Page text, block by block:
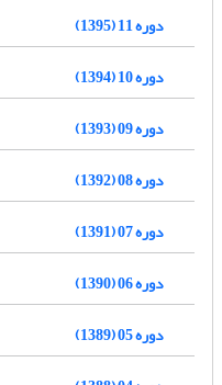
دوره 11 (1395)
دوره 10 (1394)
دوره 09 (1393)
دوره 08 (1392)
دوره 07 (1391)
دوره 06 (1390)
دوره 05 (1389)